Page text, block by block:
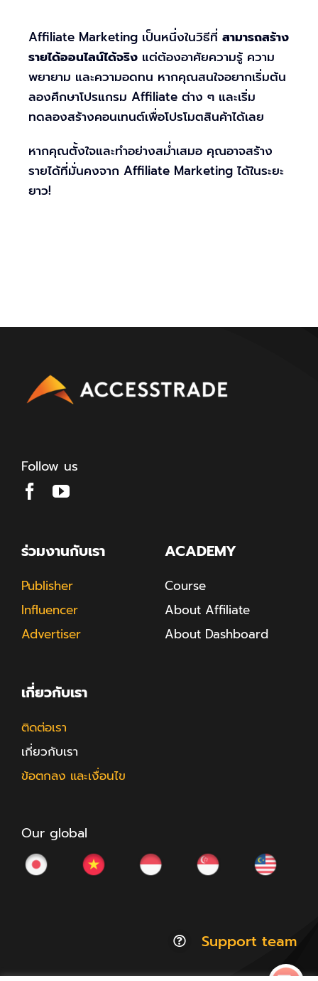
Affiliate Marketing เป็นหนึ่งในวิธีที่ สามารถสร้าง
รายได้ออนไลน์ได้จริง แต่ต้องอาศัยความรู้ ความ
พยายาม และความอดทน หากคุณสนใจอยากเริ่มต้น
ลองศึกษาโปรแกรม Affiliate ต่าง ๆ และเริ่ม
ทดลองสร้างคอนเทนต์เพื่อโปรโมตสินค้าได้เลย
หากคุณตั้งใจและทำอย่างสม่ำเสมอ คุณอาจสร้าง
รายได้ที่มั่นคงจาก Affiliate Marketing ได้ในระยะ
ยาว!
Follow us
ร่วมงานกับเรา
Publisher
Influencer
Advertiser
ACADEMY
Course
About Affiliate
About Dashboard
เกี่ยวกับเรา
ติดต่อเรา
เกี่ยวกับเรา
ข้อตกลง และเงื่อนไข
Our global
Support team